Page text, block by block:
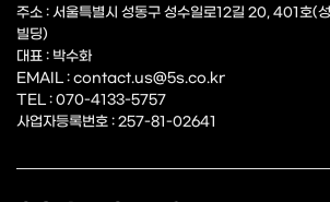
주소 : 서울특별시 성동구 성수일로12길 20, 401호(
빌딩)
대표 : 박수화
EMAIL : contact.us@5s.co.kr
TEL : 070-4133-5757
사업자등록번호 : 257-81-02641